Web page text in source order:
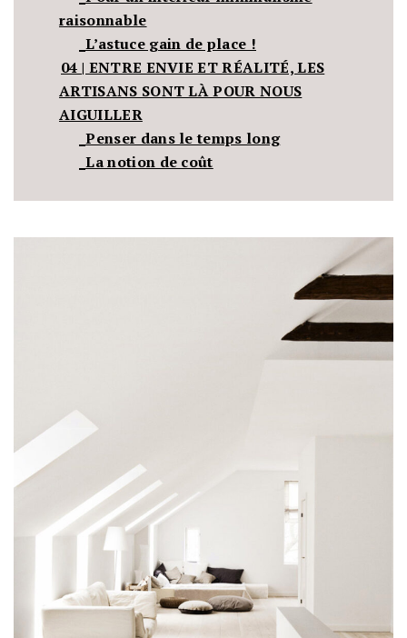
raisonnable
_L’astuce gain de place !
04 | ENTRE ENVIE ET RÉALITÉ, LES
ARTISANS SONT LÀ POUR NOUS
AIGUILLER
_Penser dans le temps long
_La notion de coût